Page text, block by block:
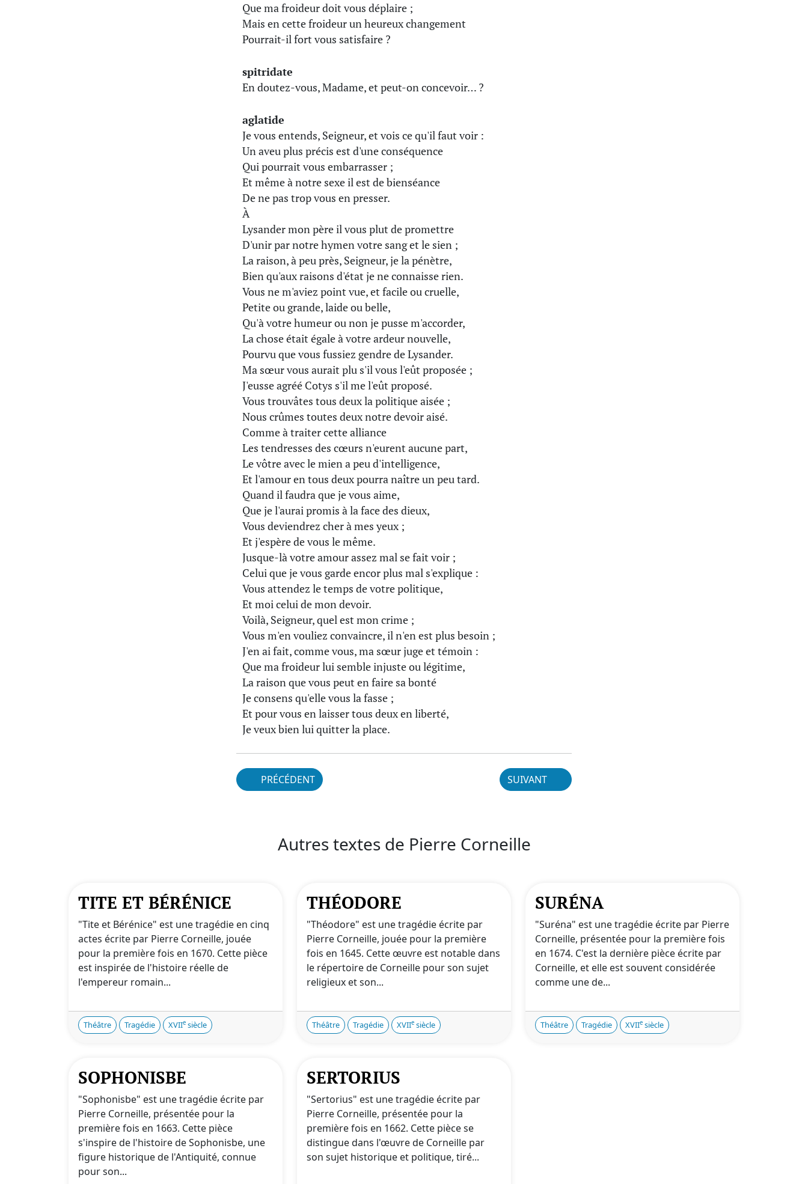
Que ma froideur doit vous déplaire ;
Mais en cette froideur un heureux changement
Pourrait-il fort vous satisfaire ?
spitridate
En doutez-vous, Madame, et peut-on concevoir… ?
aglatide
Je vous entends, Seigneur, et vois ce qu'il faut voir :
Un aveu plus précis est d'une conséquence
Qui pourrait vous embarrasser ;
Et même à notre sexe il est de bienséance
De ne pas trop vous en presser.
À
Lysander mon père il vous plut de promettre
D'unir par notre hymen votre sang et le sien ;
La raison, à peu près, Seigneur, je la pénètre,
Bien qu'aux raisons d'état je ne connaisse rien.
Vous ne m'aviez point vue, et facile ou cruelle,
Petite ou grande, laide ou belle,
Qu'à votre humeur ou non je pusse m'accorder,
La chose était égale à votre ardeur nouvelle,
Pourvu que vous fussiez gendre de Lysander.
Ma sœur vous aurait plu s'il vous l'eût proposée ;
J'eusse agréé Cotys s'il me l'eût proposé.
Vous trouvâtes tous deux la politique aisée ;
Nous crûmes toutes deux notre devoir aisé.
Comme à traiter cette alliance
Les tendresses des cœurs n'eurent aucune part,
Le vôtre avec le mien a peu d'intelligence,
Et l'amour en tous deux pourra naître un peu tard.
Quand il faudra que je vous aime,
Que je l'aurai promis à la face des dieux,
Vous deviendrez cher à mes yeux ;
Et j'espère de vous le même.
Jusque-là votre amour assez mal se fait voir ;
Celui que je vous garde encor plus mal s'explique :
Vous attendez le temps de votre politique,
Et moi celui de mon devoir.
Voilà, Seigneur, quel est mon crime ;
Vous m'en vouliez convaincre, il n'en est plus besoin ;
J'en ai fait, comme vous, ma sœur juge et témoin :
Que ma froideur lui semble injuste ou légitime,
La raison que vous peut en faire sa bonté
Je consens qu'elle vous la fasse ;
Et pour vous en laisser tous deux en liberté,
Je veux bien lui quitter la place.
PRÉCÉDENT SUIVANT
Autres textes de Pierre Corneille
TITE ET BÉRÉNICE
"Tite et Bérénice" est une tragédie en cinq
actes écrite par Pierre Corneille, jouée
pour la première fois en 1670. Cette pièce
est inspirée de l'histoire réelle de
l'empereur romain...
Théâtre Tragédie XVIIe siècle
THÉODORE
"Théodore" est une tragédie écrite par
Pierre Corneille, jouée pour la première
fois en 1645. Cette œuvre est notable dans
le répertoire de Corneille pour son sujet
religieux et son...
Théâtre Tragédie XVIIe siècle
SURÉNA
"Suréna" est une tragédie écrite par Pierre
Corneille, présentée pour la première fois
en 1674. C'est la dernière pièce écrite par
Corneille, et elle est souvent considérée
comme une de...
Théâtre Tragédie XVIIe siècle
SOPHONISBE
"Sophonisbe" est une tragédie écrite par
Pierre Corneille, présentée pour la
première fois en 1663. Cette pièce
s'inspire de l'histoire de Sophonisbe, une
figure historique de l'Antiquité, connue
pour son...
SERTORIUS
"Sertorius" est une tragédie écrite par
Pierre Corneille, présentée pour la
première fois en 1662. Cette pièce se
distingue dans l'œuvre de Corneille par
son sujet historique et politique, tiré...